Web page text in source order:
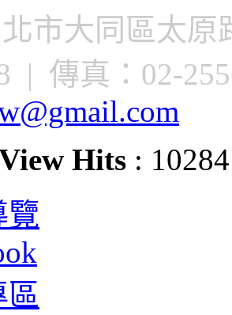
北市大同區太
| 傳真：02-
Hits :
覽
區